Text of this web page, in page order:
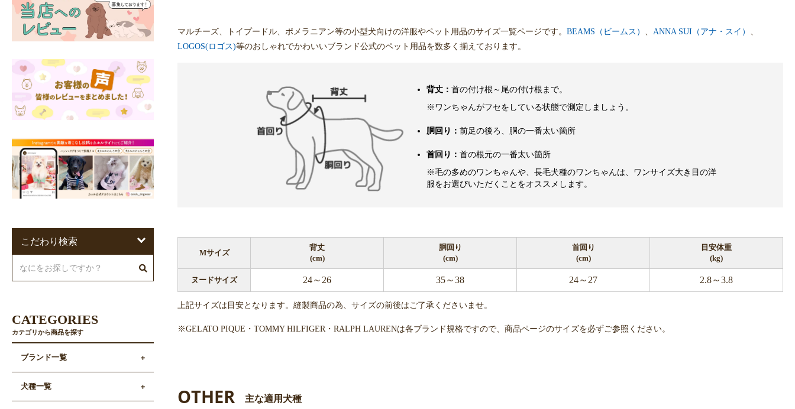
マルチーズ、トイプードル、ポメラニアン等の小型犬向けの洋服やペット用品のサイズ一覧ページです。 BEAMS（ビームス） 、 ANNA SUI（アナ・スイ） 、
LOGOS(ロゴス)等のおしゃれでかわいいブランド公式のペット用品を数多く揃えております。
背丈： 首の付け根～尾の付け根まで。
※ワンちゃんがフセをしている状態で測定しましょう。
胴回り： 前足の後ろ、胴の一番太い箇所
首回り： 首の根元の一番太い箇所
※毛の多めのワンちゃんや、長毛犬種のワンちゃんは、ワンサイズ大き目の洋
服をお選びいただくことをオススメします。
Mサイズ
背丈
(cm)
胴回り
(cm)
首回り
(cm)
目安体重
(kg)
ヌードサイズ 24～26 35～38 24～27 2.8～3.8
上記サイズは目安となります。縫製商品の為、サイズの前後はご了承くださいませ。
※GELATO PIQUE・TOMMY HILFIGER・RALPH LAURENは各ブランド規格ですので、商品ページのサイズを必ずご参照ください。
OTHER 主な適用犬種
こだわり検索
CATEGORIES
カテゴリから商品を探す
ブランド一覧
犬種一覧